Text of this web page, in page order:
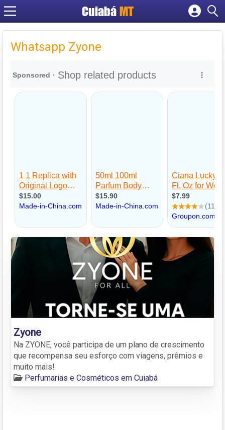
Cuiabá MT
Cadastrar empresa
Whatsapp Zyone
Zyone
Na ZYONE, você participa de um plano de crescimento
que recompensa seu esforço com viagens, prêmios e
muito mais!
Perfumarias e Cosméticos em Cuiabá